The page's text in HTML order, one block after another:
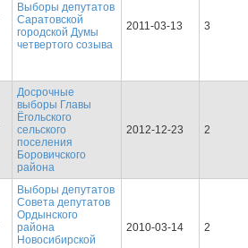
Выборы депутатов
Саратовской
городской Думы
четвертого созыва
2011-03-13 3
Досрочные
выборы Главы
Ёгольского
сельского
поселения
Боровичского
района
2012-12-23 2
Выборы депутатов
Совета депутатов
Ордынского
района
Новосибирской
2010-03-14 2